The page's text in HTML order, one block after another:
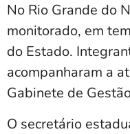
No Rio Grande do
monitorado, em
do Estado.
acompanharam a
Gabinete de
O secretário